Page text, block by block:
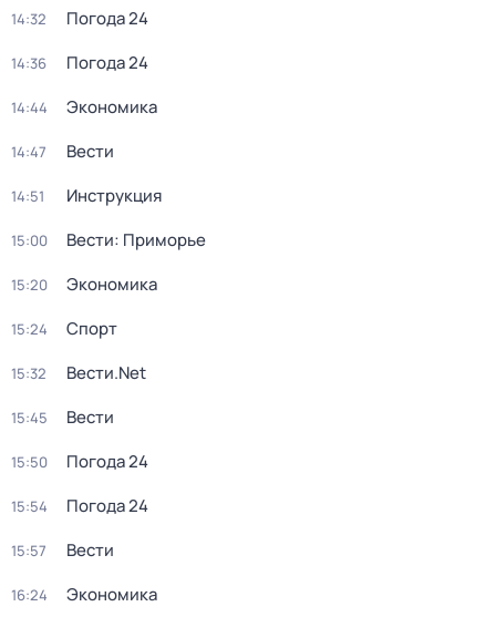
14:32 Погода 24
14:36 Погода 24
14:44 Экономика
14:47 Вести
14:51 Инструкция
15:00 Вести: Приморье
15:20 Экономика
15:24 Спорт
15:32 Вести.Net
15:45 Вести
15:50 Погода 24
15:54 Погода 24
15:57 Вести
16:24 Экономика